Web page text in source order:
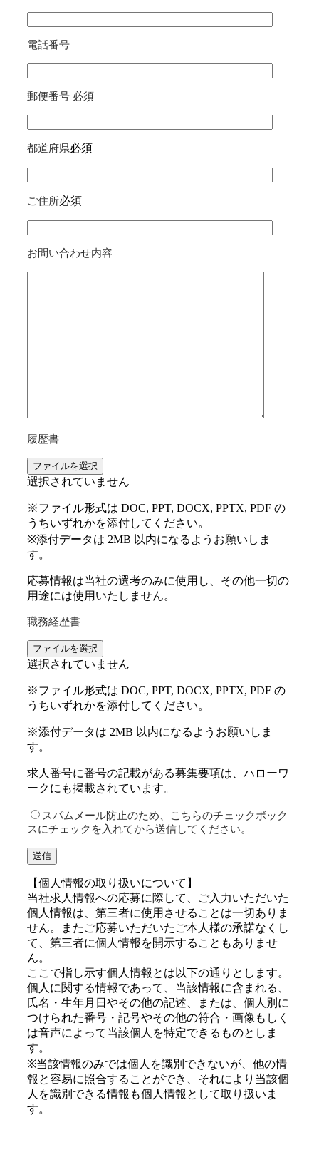
電話番号
郵便番号 必須
都道府県必須
ご住所必須
お問い合わせ内容
履歴書
ファイルを選択
選択されていません
※ファイル形式は DOC, PPT, DOCX, PPTX, PDF の
うちいずれかを添付してください。
※添付データは 2MB 以内になるようお願いしま
す。
応募情報は当社の選考のみに使用し、その他一切の
用途には使用いたしません。
職務経歴書
ファイルを選択
選択されていません
※ファイル形式は DOC, PPT, DOCX, PPTX, PDF の
うちいずれかを添付してください。
※添付データは 2MB 以内になるようお願いしま
す。
求人番号に番号の記載がある募集要項は、ハローワ
ークにも掲載されています。
スパムメール防止のため、こちらのチェックボック
スにチェックを入れてから送信してください。
【個人情報の取り扱いについて】
当社求人情報への応募に際して、ご入力いただいた
個人情報は、第三者に使用させることは一切ありま
せん。またご応募いただいたご本人様の承諾なくし
て、第三者に個人情報を開示することもありませ
ん。
ここで指し示す個人情報とは以下の通りとします。
個人に関する情報であって、当該情報に含まれる、
氏名・生年月日やその他の記述、または、個人別に
つけられた番号・記号やその他の符合・画像もしく
は音声によって当該個人を特定できるものとしま
す。
※当該情報のみでは個人を識別できないが、他の情
報と容易に照合することができ、それにより当該個
人を識別できる情報も個人情報として取り扱いま
す。